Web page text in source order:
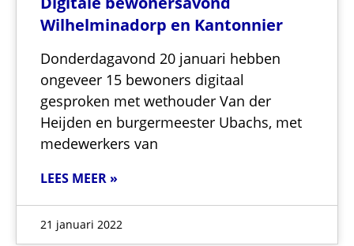
Wilhelminadorp en Kantonnier
Donderdagavond 20 januari hebben
ongeveer 15 bewoners digitaal
gesproken met wethouder Van der
Heijden en burgermeester Ubachs, met
medewerkers van
LEES MEER »
21 januari 2022